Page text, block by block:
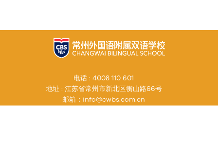
电话 : 4008 110 601
地址 : 江苏省常州市新北区衡山路66号
邮箱：info@cwbs.com.cn